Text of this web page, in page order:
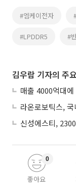
#엠케이전자
#LPDDR5 #
김우람 기자의 주
좋아요
0